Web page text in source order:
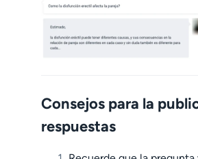
Consejos para la
respuestas